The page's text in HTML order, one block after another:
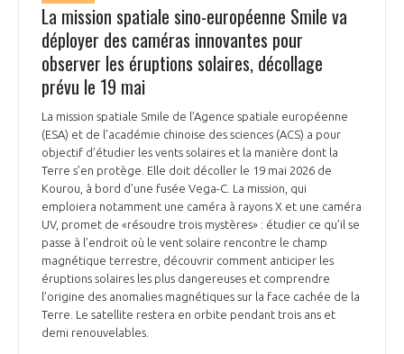
La mission spatiale sino-européenne Smile va
déployer des caméras innovantes pour
observer les éruptions solaires, décollage
prévu le 19 mai
La mission spatiale Smile de l’Agence spatiale européenne
(ESA) et de l’académie chinoise des sciences (ACS) a pour
objectif d’étudier les vents solaires et la manière dont la
Terre s’en protège. Elle doit décoller le 19 mai 2026 de
Kourou, à bord d’une fusée Vega-C. La mission, qui
emploiera notamment une caméra à rayons X et une caméra
UV, promet de «résoudre trois mystères» : étudier ce qu’il se
passe à l’endroit où le vent solaire rencontre le champ
magnétique terrestre, découvrir comment anticiper les
éruptions solaires les plus dangereuses et comprendre
l’origine des anomalies magnétiques sur la face cachée de la
Terre. Le satellite restera en orbite pendant trois ans et
demi renouvelables.